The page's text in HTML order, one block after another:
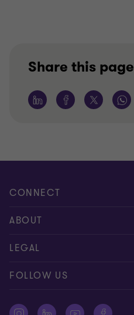
Share this page
CONNECT
Kontakt, Angebotsanfrage
Expert:innen
ABOUT
Über uns
AAB/AGB
LEGAL
Impressum
FOLLOW US